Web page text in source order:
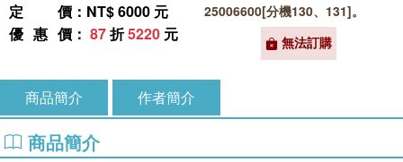
定價 ：NT$ 6000 元
優惠價 ： 87折5220 元
25006600[分機130、131]。
無法訂購
商品簡介 作者簡介
商品簡介